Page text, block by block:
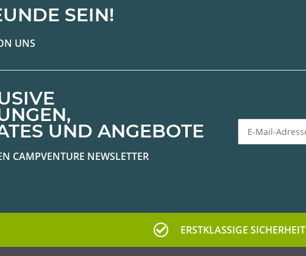
SEIN!
UNS
UND ANGEBOTE
CAMPVENTURE NEWSLETTER
ERSTKLASSIGE SICHERHEIT